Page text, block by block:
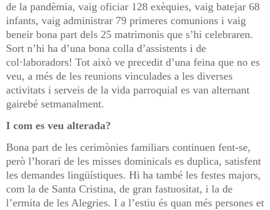
de la pandèmia, vaig oficiar 128 exèquies, vaig batejar 68
infants, vaig administrar 79 primeres comunions i vaig
beneir bona part dels 25 matrimonis que s’hi celebraren.
Sort n’hi ha d’una bona colla d’assistents i de
col·laboradors! Tot això ve precedit d’una feina que no es
veu, a més de les reunions vinculades a les diverses
activitats i serveis de la vida parroquial es van alternant
gairebé setmanalment.
I com es veu alterada?
Bona part de les cerimònies familiars continuen fent-se,
però l’horari de les misses dominicals es duplica, satisfent
les demandes lingüístiques. Hi ha també les festes majors,
com la de Santa Cristina, de gran fastuositat, i la de
l’ermita de les Alegries. I a l’estiu és quan més persones et